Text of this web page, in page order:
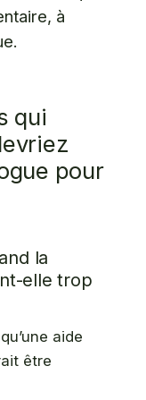
à
qui
pour
la
elle trop
aide
être